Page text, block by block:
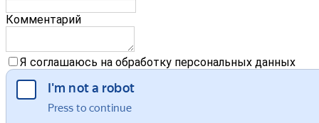
Комментарий
Я соглашаюсь на обработку персональных данных